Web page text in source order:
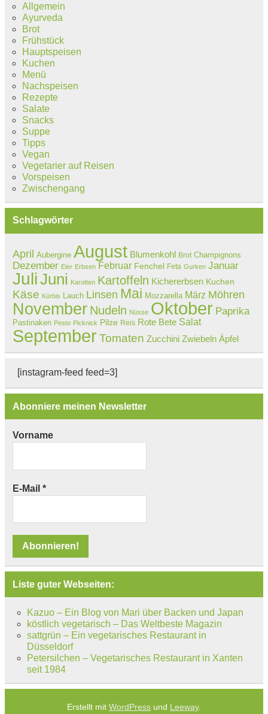
Allgemein
Ayurveda
Brot
Frühstück
Hauptspeisen
Kuchen
Menü
Nachspeisen
Rezepte
Salate
Snacks
Suppe
Tipps
Vegan
Vegetarier auf Reisen
Vorspeisen
Zwischengang
Schlagwörter
April Aubergine August Blumenkohl Brot Champignons
Dezember Eier Erbsen Februar Fenchel Feta Gurken Januar
JuliJuni Karotten Kartoffeln Kichererbsen Kuchen
Käse Kürbis Lauch Linsen Mai Mozzarella März Möhren
November Nudeln Nüsse Oktober Paprika
Pastinaken Pesto Picknick Pilze Reis Rote Bete Salat
September Tomaten Zucchini Zwiebeln Äpfel
[instagram-feed feed=3]
Abonniere meinen Newsletter
Vorname
E-Mail *
Liste guter Webseiten:
Kazuo – Ein Blog von Mari über Backen und Japan
köstlich vegetarisch – Das Weltbeste Magazin
sattgrün – Ein vegetarisches Restaurant in
Düsseldorf
Petersilchen – Vegetarisches Restaurant in Xanten
seit 1984
Erstellt mit WordPress und Leeway.